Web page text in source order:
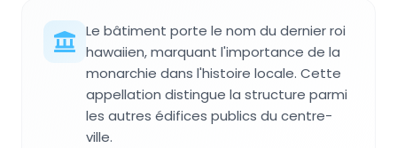
Le bâtiment porte le nom du dernier roi
hawaiien, marquant l'importance de la
monarchie dans l'histoire locale. Cette
appellation distingue la structure parmi
les autres édifices publics du centre-
ville.